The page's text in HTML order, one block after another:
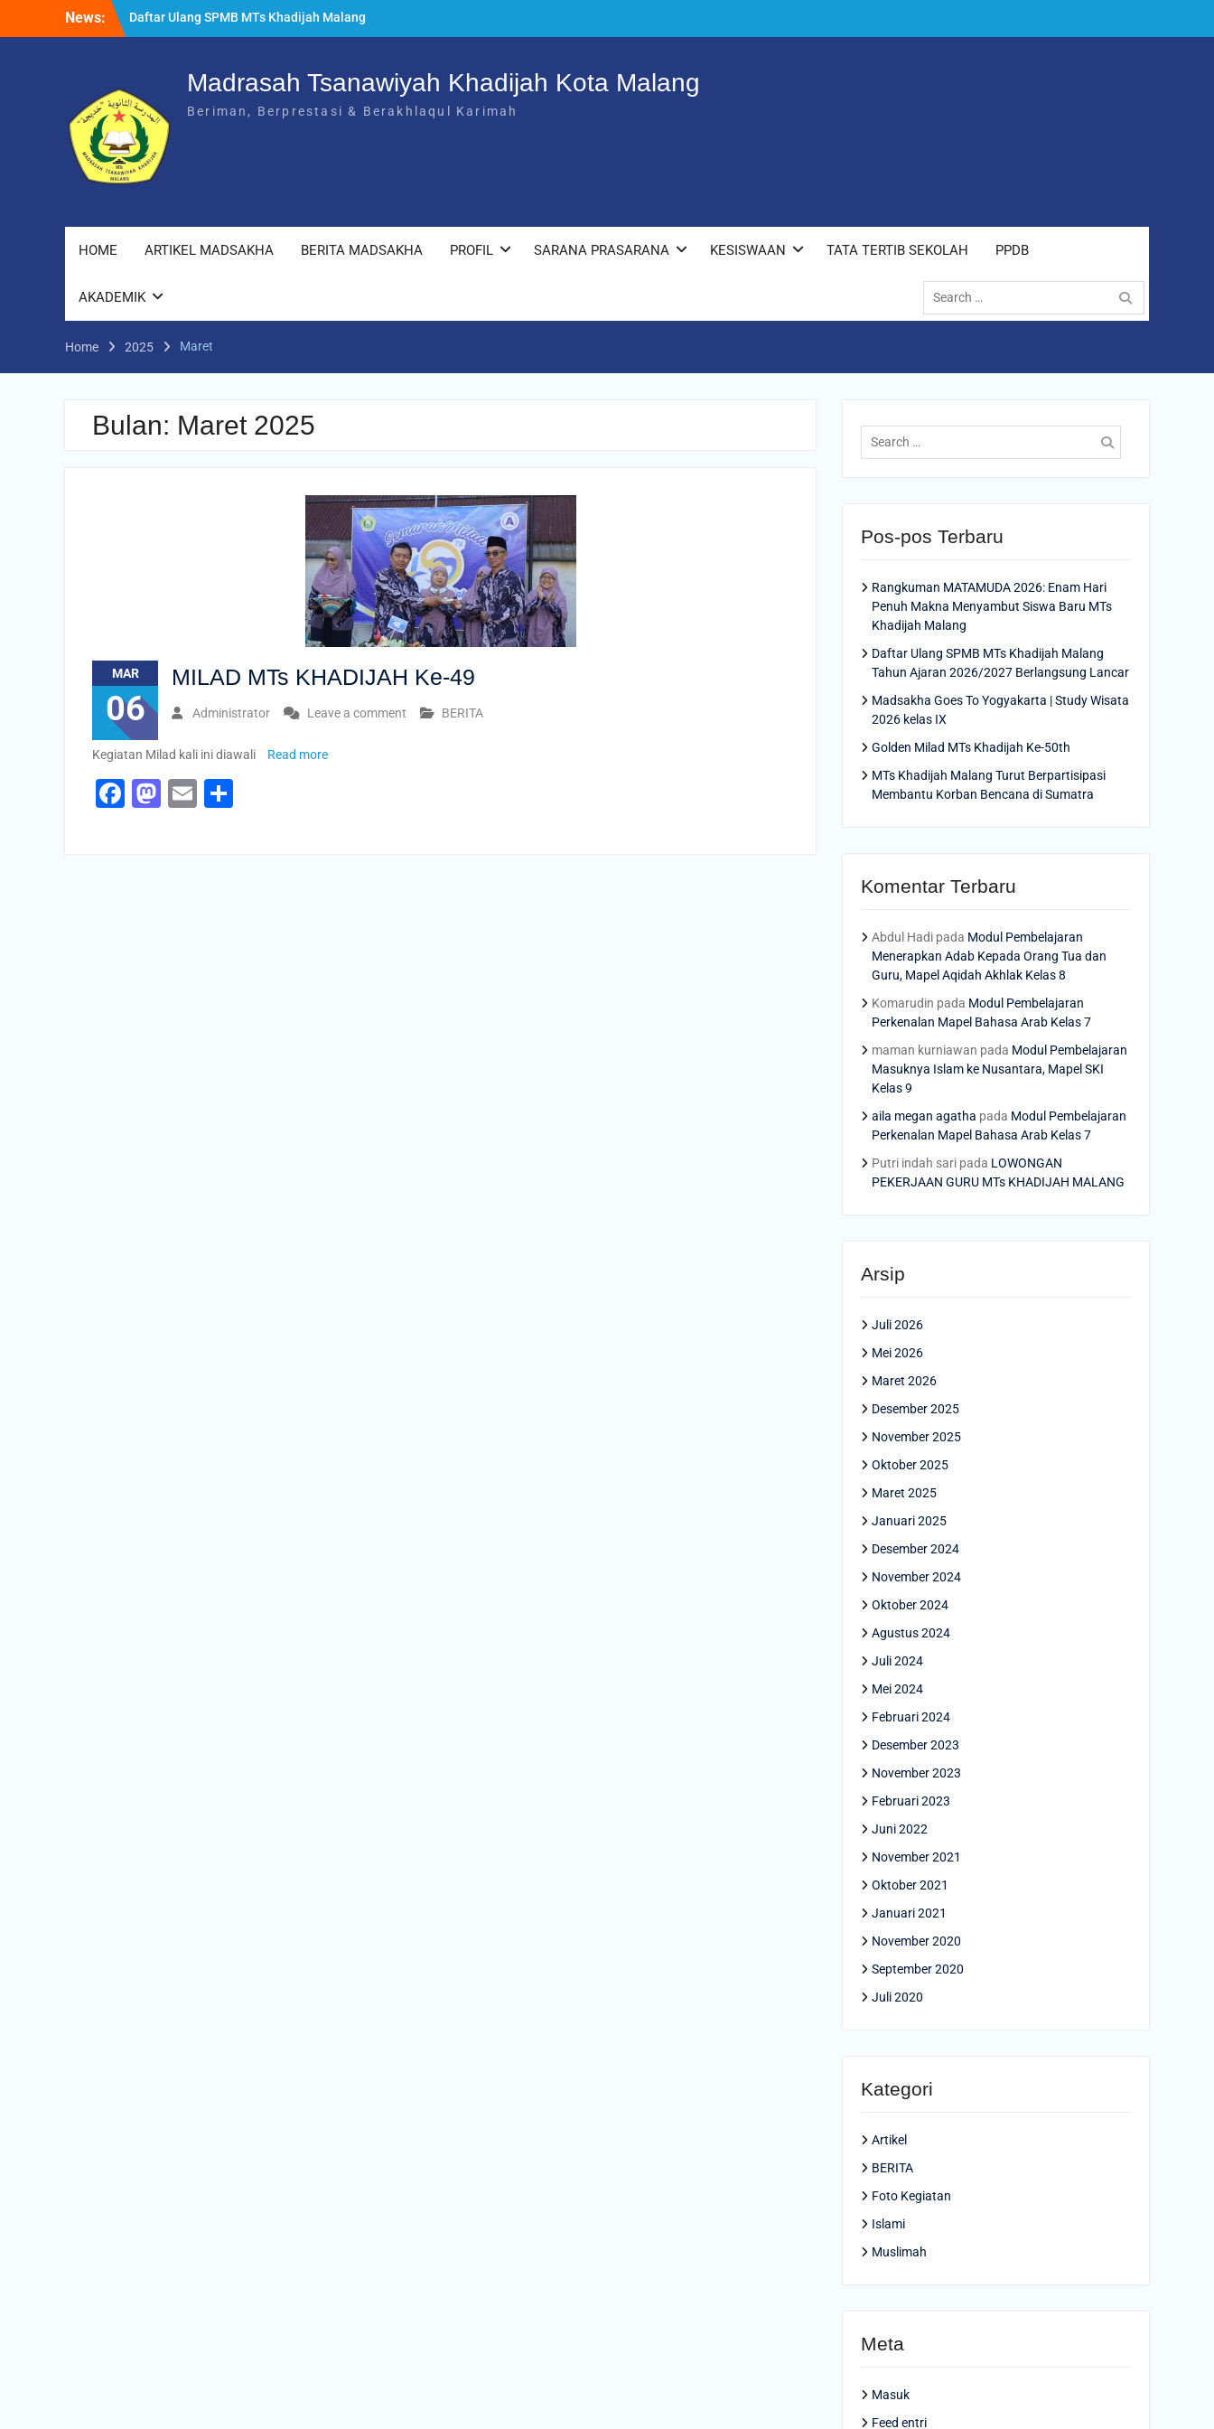
News:
Daftar Ulang SPMB MTs Khadijah Malang
Tahun Ajaran 2026/2027 Berlangsung
Rangkuman MATAMUDA 2026: Enam Hari
Penuh Makna Menyambut Siswa Baru MTs
Khadijah Malang
Madrasah Tsanawiyah Khadijah Kota Malang
Beriman, Berprestasi & Berakhlaqul Karimah
HOME ARTIKEL MADSAKHA BERITA MADSAKHA PROFIL SARANA PRASARANA KESISWAAN TATA TERTIB SEKOLAH PPDB
AKADEMIK
Search
for:
Home 2025 Maret
Bulan: Maret 2025
MAR
06
MILAD MTs KHADIJAH Ke-49
Administrator Leave a comment BERITA
Kegiatan Milad kali ini diawali Read more
Facebook
Mastodon
Email
Search
for:
Pos-pos Terbaru
Rangkuman MATAMUDA 2026: Enam Hari
Penuh Makna Menyambut Siswa Baru MTs
Khadijah Malang
Daftar Ulang SPMB MTs Khadijah Malang
Tahun Ajaran 2026/2027 Berlangsung Lancar
Madsakha Goes To Yogyakarta | Study Wisata
2026 kelas IX
Golden Milad MTs Khadijah Ke-50th
MTs Khadijah Malang Turut Berpartisipasi
Membantu Korban Bencana di Sumatra
Komentar Terbaru
Abdul Hadi pada Modul Pembelajaran
Menerapkan Adab Kepada Orang Tua dan
Guru, Mapel Aqidah Akhlak Kelas 8
Komarudin pada Modul Pembelajaran
Perkenalan Mapel Bahasa Arab Kelas 7
maman kurniawan pada Modul Pembelajaran
Masuknya Islam ke Nusantara, Mapel SKI
Kelas 9
aila megan agatha pada Modul Pembelajaran
Perkenalan Mapel Bahasa Arab Kelas 7
Putri indah sari pada LOWONGAN
PEKERJAAN GURU MTs KHADIJAH MALANG
Arsip
Juli 2026
Mei 2026
Maret 2026
Desember 2025
November 2025
Oktober 2025
Maret 2025
Januari 2025
Desember 2024
November 2024
Oktober 2024
Agustus 2024
Juli 2024
Mei 2024
Februari 2024
Desember 2023
November 2023
Februari 2023
Juni 2022
November 2021
Oktober 2021
Januari 2021
November 2020
September 2020
Juli 2020
Kategori
Artikel
BERITA
Foto Kegiatan
Islami
Muslimah
Meta
Masuk
Feed entri